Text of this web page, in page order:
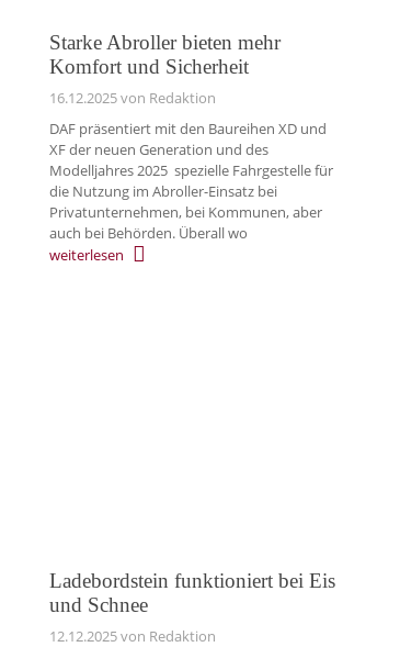
Starke Abroller bieten mehr
Komfort und Sicherheit
16.12.2025von Redaktion
DAF präsentiert mit den Baureihen XD und
XF der neuen Generation und des
Modelljahres 2025 spezielle Fahrgestelle für
die Nutzung im Abroller-Einsatz bei
Privatunternehmen, bei Kommunen, aber
auch bei Behörden. Überall wo
weiterlesen
Ladebordstein funktioniert bei Eis
und Schnee
12.12.2025von Redaktion